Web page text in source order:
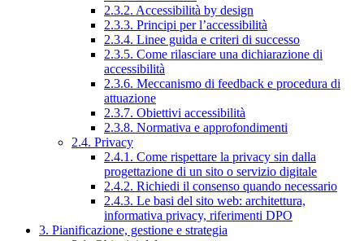
2.3.2. Accessibilità by design
2.3.3. Principi per l’accessibilità
2.3.4. Linee guida e criteri di successo
2.3.5. Come rilasciare una dichiarazione di
accessibilità
2.3.6. Meccanismo di feedback e procedura di
attuazione
2.3.7. Obiettivi accessibilità
2.3.8. Normativa e approfondimenti
2.4. Privacy
2.4.1. Come rispettare la privacy sin dalla
progettazione di un sito o servizio digitale
2.4.2. Richiedi il consenso quando necessario
2.4.3. Le basi del sito web: architettura,
informativa privacy, riferimenti DPO
3. Pianificazione, gestione e strategia